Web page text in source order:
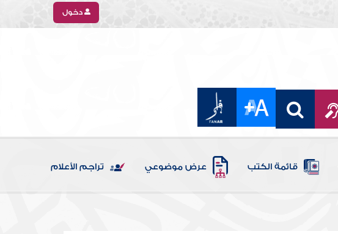
دخول
قائمة الكتب عرض موضوعي تراجم الأعلام